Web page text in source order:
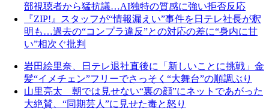
部視聴者から猛抗議…AI独特の質感に強い拒否反応
『ZIP!』スタッフが“情報漏えい”事件を日テレ社長が釈
明も…過去の“コンプラ違反”との対応の差に“身内に甘
い”相次ぐ批判
岩田絵里奈、日テレ退社直後に「新しいことに挑戦」金
髪“イメチェン”フリーでさっそく“大舞台”の順調ぶり
山里亮太 朝では見せない“裏の顔”にネットであがった
大絶賛、“同期芸人”に見せた毒と怒り